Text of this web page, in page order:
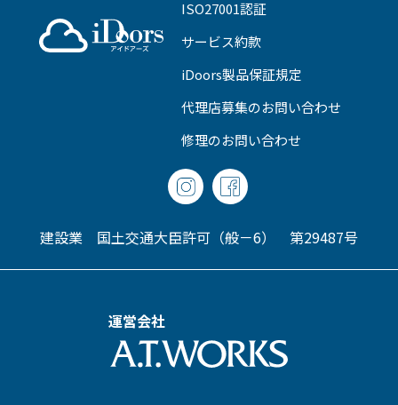
ISO27001認証
サービス約款
iDoors製品保証規定
代理店募集のお問い合わせ
修理のお問い合わせ
建設業 国土交通大臣許可（般－6） 第29487号
運営会社